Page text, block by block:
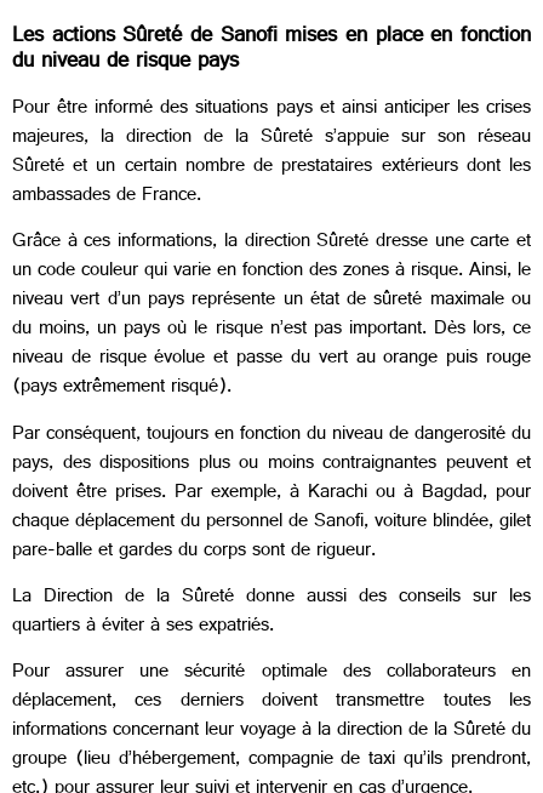
Les actions Sûreté de Sanofi mises en place en fonction
du niveau de risque pays
Pour être informé des situations pays et ainsi anticiper les crises
majeures, la direction de la Sûreté s’appuie sur son réseau
Sûreté et un certain nombre de prestataires extérieurs dont les
ambassades de France.
Grâce à ces informations, la direction Sûreté dresse une carte et
un code couleur qui varie en fonction des zones à risque. Ainsi, le
niveau vert d’un pays représente un état de sûreté maximale ou
du moins, un pays où le risque n’est pas important. Dès lors, ce
niveau de risque évolue et passe du vert au orange puis rouge
(pays extrêmement risqué).
Par conséquent, toujours en fonction du niveau de dangerosité du
pays, des dispositions plus ou moins contraignantes peuvent et
doivent être prises. Par exemple, à Karachi ou à Bagdad, pour
chaque déplacement du personnel de Sanofi, voiture blindée, gilet
pare-balle et gardes du corps sont de rigueur.
La Direction de la Sûreté donne aussi des conseils sur les
quartiers à éviter à ses expatriés.
Pour assurer une sécurité optimale des collaborateurs en
déplacement, ces derniers doivent transmettre toutes les
informations concernant leur voyage à la direction de la Sûreté du
groupe (lieu d’hébergement, compagnie de taxi qu’ils prendront,